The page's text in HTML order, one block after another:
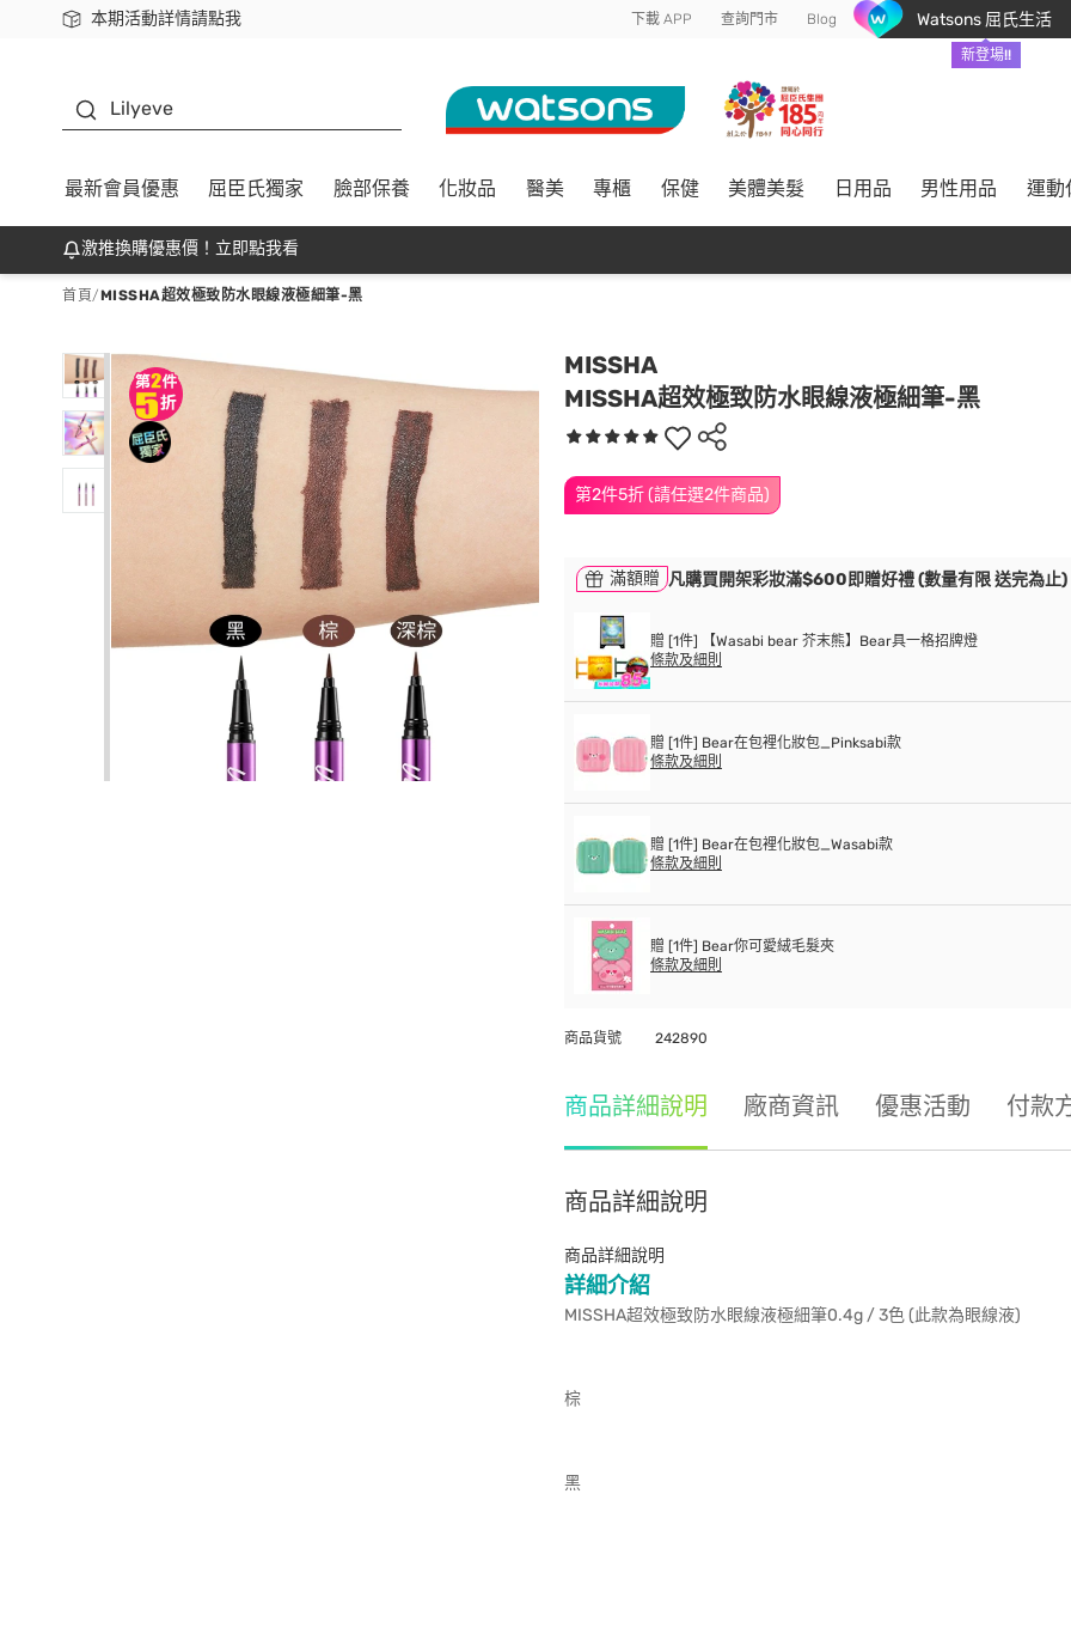
本期活動詳情請點我
下載app最高回饋$350 下載 APP 查詢門市 Blog Watsons 屈氏生活
新登場!!
Lilyeve
最新會員優惠 屈臣氏獨家 臉部保養 化妝品 醫美 專櫃 保健 美體美髮 日用品 男性用品 運動
激推換購優惠價！立即點我看
首頁/MISSHA超效極致防水眼線液極細筆-黑
MISSHA
MISSHA超效極致防水眼線液極細筆-黑
第2件5折 (請任選2件商品)
滿額贈 凡購買開架彩妝滿$600即贈好禮 (數量有限 送完為止)
贈 [1件] 【Wasabi bear 芥末熊】Bear具一格招牌燈
條款及細則
贈 [1件] Bear在包裡化妝包_Pinksabi款
條款及細則
贈 [1件] Bear在包裡化妝包_Wasabi款
條款及細則
贈 [1件] Bear你可愛絨毛髮夾
條款及細則
商品貨號 242890
商品詳細說明 廠商資訊 優惠活動 付款
商品詳細說明
商品詳細說明
詳細介紹
MISSHA超效極致防水眼線液極細筆0.4g / 3色 (此款為眼線液)
棕
黑